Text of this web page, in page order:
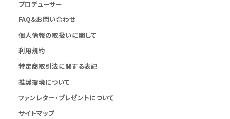
プロデューサー
FAQ&お問い合わせ
個人情報の取扱いに関して
利用規約
特定商取引法に関する表記
推奨環境について
ファンレター・プレゼントについて
サイトマップ